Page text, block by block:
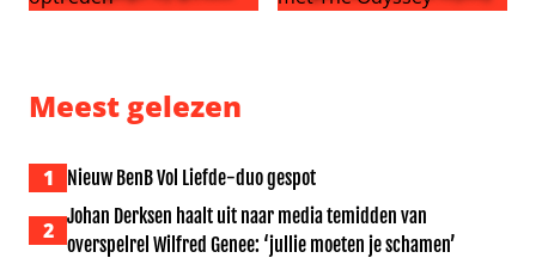
Meest gelezen
1 Nieuw BenB Vol Liefde-duo gespot
2
Johan Derksen haalt uit naar media temidden van
overspelrel Wilfred Genee: ‘jullie moeten je schamen’